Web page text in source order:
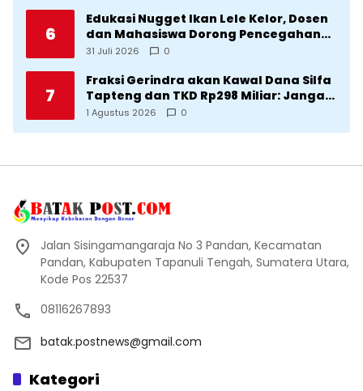
6
Edukasi Nugget Ikan Lele Kelor, Dosen
dan Mahasiswa Dorong Pencegahan
Stunting di Desa Silangkitang
31 Juli 2026 0
7
Fraksi Gerindra akan Kawal Dana Silfa
Tapteng dan TKD Rp298 Miliar: Jangan
Sampai Pekerjaan Pusat dan Provinsi
1 Agustus 2026 0
Jalan Sisingamangaraja No 3 Pandan, Kecamatan
Pandan, Kabupaten Tapanuli Tengah, Sumatera Utara,
Kode Pos 22537
08116267893
batak.postnews@gmail.com
Kategori